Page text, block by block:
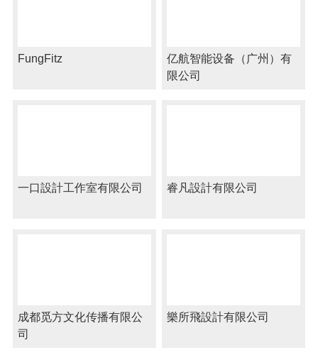
FungFitz
亿航智能设备（广州）有
限公司
一口設計工作室有限公司 睿凡設計有限公司
成都觅方文化传播有限公
司
樂所飛設計有限公司